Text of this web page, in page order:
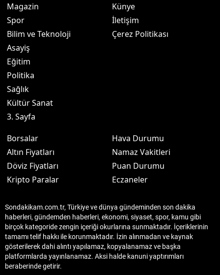
Magazin
Spor
Bilim ve Teknoloji
Asayiş
Eğitim
Politika
Sağlık
Kültür Sanat
3. Sayfa
Künye
İletişim
Çerez Politikası
Borsalar
Altın Fiyatları
Döviz Fiyatları
Kripto Paralar
Hava Durumu
Namaz Vakitleri
Puan Durumu
Eczaneler
Sondakikam.com.tr, Türkiye ve dünya gündeminden son dakika
haberleri, gündemden haberleri, ekonomi, siyaset, spor, kamu gibi
birçok kategoride zengin içeriği okurlarına sunmaktadır. İçeriklerinin
tamamı telif hakkı ile korunmaktadır. İzin alınmadan ve kaynak
gösterilerek dahi alıntı yapılamaz, kopyalanamaz ve başka
platformlarda yayınlanamaz. Aksi halde kanuni yaptırımları
beraberinde getirir.